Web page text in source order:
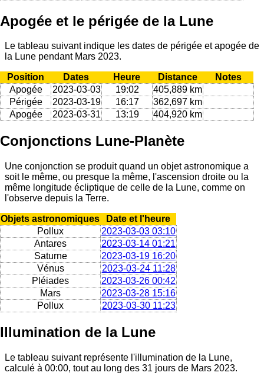
Apogée et le périgée de la Lune
Le tableau suivant indique les dates de périgée et apogée de
la Lune pendant Mars 2023.
Position Dates Heure Distance
Notes
Apogée
2023-03-03 19:02
405,889 km
Périgée
2023-03-19 16:17
362,697 km
Apogée
2023-03-31 13:19 404,920 km
Conjonctions Lune-Planète
Une conjonction se produit quand un objet astronomique a
soit le même, ou presque la même, l'ascension droite ou la
même longitude écliptique de celle de la Lune, comme on
l'observe depuis la Terre.
Objets astronomiques
Date et l'heure
Pollux
2023-03-03 03:10
Antares
2023-03-14 01:21
Saturne
2023-03-19 16:20
Vénus
2023-03-24 11:28
Pléiades
2023-03-26 00:42
Mars
2023-03-28 15:16
Pollux
2023-03-30 11:23
Illumination de la Lune
Le tableau suivant représente l'illumination de la Lune,
calculé à 00:00, tout au long des 31 jours de Mars 2023.